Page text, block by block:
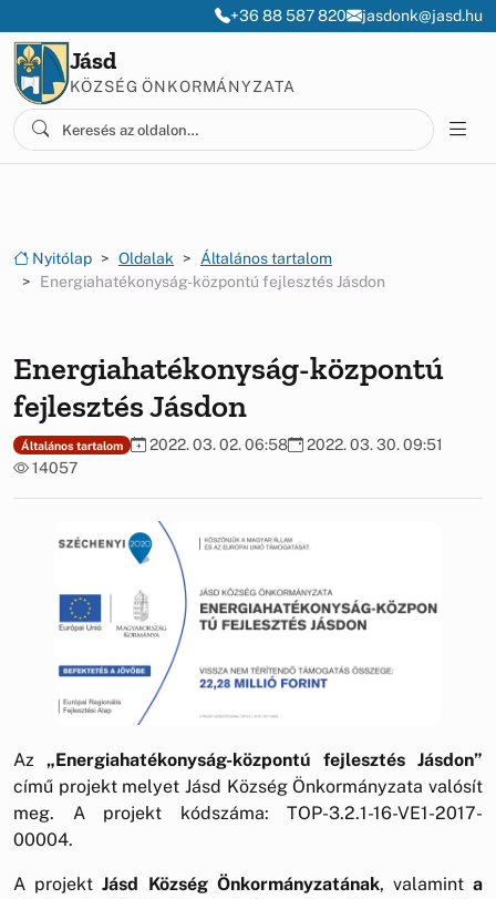
+36 88 587 820 jasdonk@jasd.hu
Jásd
KÖZSÉG ÖNKORMÁNYZATA
Nyitólap Oldalak
Általános tartalom
Energiahatékonyság-központú fejlesztés Jásdon
Energiahatékonyság-központú
fejlesztés Jásdon
Általános tartalom 2022. 03. 02. 06:58
2022. 03. 30. 09:51
14057
Az „Energiahatékonyság-központú fejlesztés Jásdon”
című projekt melyet Jásd Község Önkormányzata valósít
meg. A projekt kódszáma: TOP-3.2.1-16-VE1-2017-
00004.
A projektJásd Község Önkormányzatának, valaminta